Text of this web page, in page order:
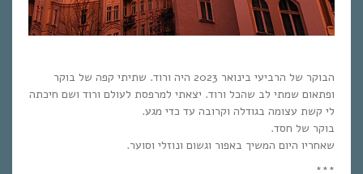
הבוקר של הרביעי בינואר 2023 היה ורוד. שתיתי קפה של בוקר
ופתאום שמתי לב שהכל ורוד. יצאתי למרפסת לעולם ורוד ושם חיכתה
לי קשת עצומה בגודלה וקרובה עד כדי מגע.
בוקר של חסד.
שאחריו היום המשיך באפור וגשום ונוזלי וסוער.
***